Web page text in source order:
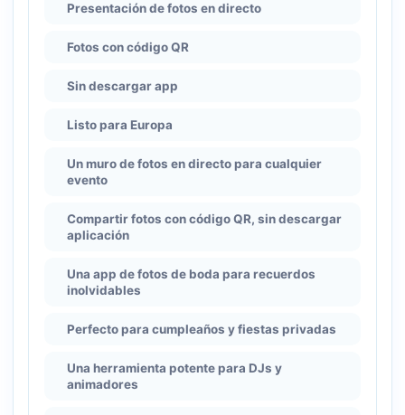
Presentación de fotos en directo
Fotos con código QR
Sin descargar app
Listo para Europa
Un muro de fotos en directo para cualquier
evento
Compartir fotos con código QR, sin descargar
aplicación
Una app de fotos de boda para recuerdos
inolvidables
Perfecto para cumpleaños y fiestas privadas
Una herramienta potente para DJs y
animadores